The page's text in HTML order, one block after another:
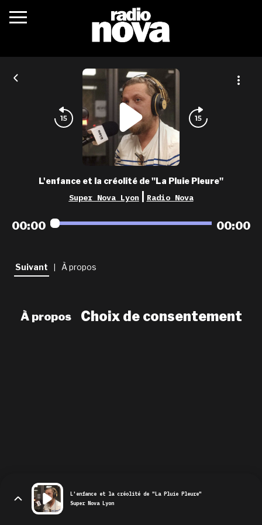
c’était quoi ?
actualités
podcasts
fréquences
les grilles
playlists
newsletter
L'enfance et la créolité de "La Pluie Pleure"
Super Nova Lyon Radio Nova
00:00 00:00
Suivant À propos
À propos Choix de consentement
L'enfance et la créolité de "La Pluie Pleure"
Super Nova Lyon